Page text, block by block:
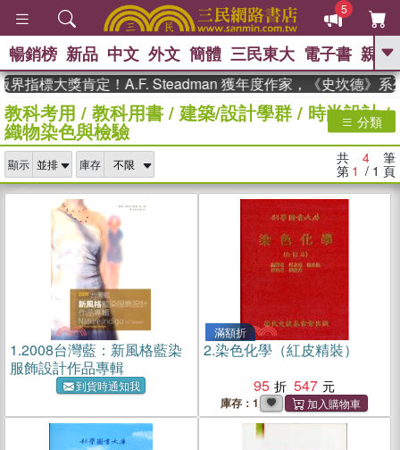
5
GO
熱搜： 東野圭吾 、 高希均教授回憶錄
、 、 如果歷
史是一群喵 、 暑期推薦 、 國際布克
台灣的李
登輝時代 、 數學女孩：黎曼猜想 、
偉大的迷走神經
暢銷榜 新品 中文 外文 簡體 三民東大 電子書 親子
指標大獎肯定！A.F. Steadman 獲年度作家，《史坎德》系
教科考用 / 教科用書/ 建築/設計學群/ 時尚設計/
織物染色與檢驗 分類
顯示 庫存 共 4 筆
第 1 / 1 頁
1.2008台灣藍：新風格藍染
服飾設計作品專輯
到貨時通知我
滿額折
2.染色化學（紅皮精裝）
95
547
庫存：1